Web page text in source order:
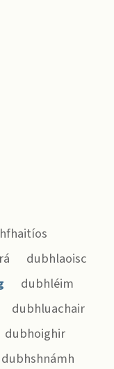
dubhlaoisc
dubhléim
dubhluachair
dubhoighir
dubhshnámh